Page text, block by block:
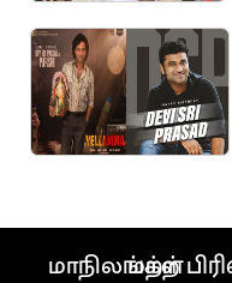
மாநிலங்கள்
மற்ற